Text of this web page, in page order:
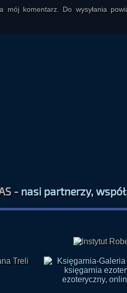
mój komentarz. Do wysyłania
-nasi partnerzy,